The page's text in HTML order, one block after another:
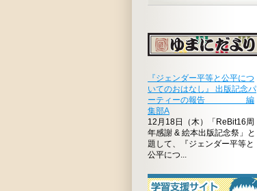
『ジェンダー平等と公平につ
いてのおはなし』 出版記念パ
ーティーの報告 編
集部A
12月18日（木）「ReBit16周
年感謝 & 絵本出版記念祭」と
題して、『ジェンダー平等と
公平につ...